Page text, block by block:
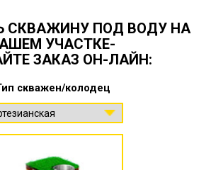
СКВАЖИНУ ПОД ВОДУ НА
УЧАСТКЕ-
ЗАКАЗ ОН-ЛАЙН:
скважен/колодец